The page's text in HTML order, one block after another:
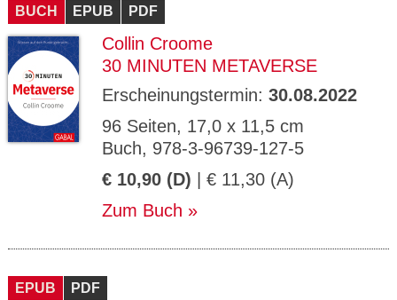
BUCH EPUB PDF
Collin Croome
30 MINUTEN METAVERSE
Erscheinungstermin: 30.08.2022
96 Seiten, 17,0 x 11,5 cm
Buch, 978-3-96739-127-5
€ 10,90 (D) | € 11,30 (A)
Zum Buch
EPUB PDF